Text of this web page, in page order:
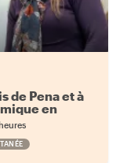
de Pena et à
en